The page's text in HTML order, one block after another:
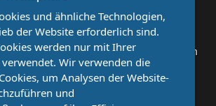
Einbindung.
Partnervereine
Ihr Verein mehr Beachtung findet? Dann
richtig. Wir suchen Ihren Verein für eine
Veröffentlichen Sie Ihre Spielberichte,
und Aufrufe bei uns!
und ähnliche Technologien,
der Website erforderlich sind.
werden nur mit Ihrer
Wir verwenden die
um Analysen der Website-
und